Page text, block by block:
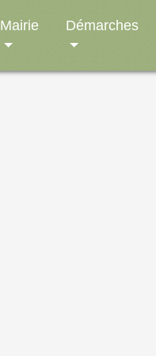
Mairie Démarches